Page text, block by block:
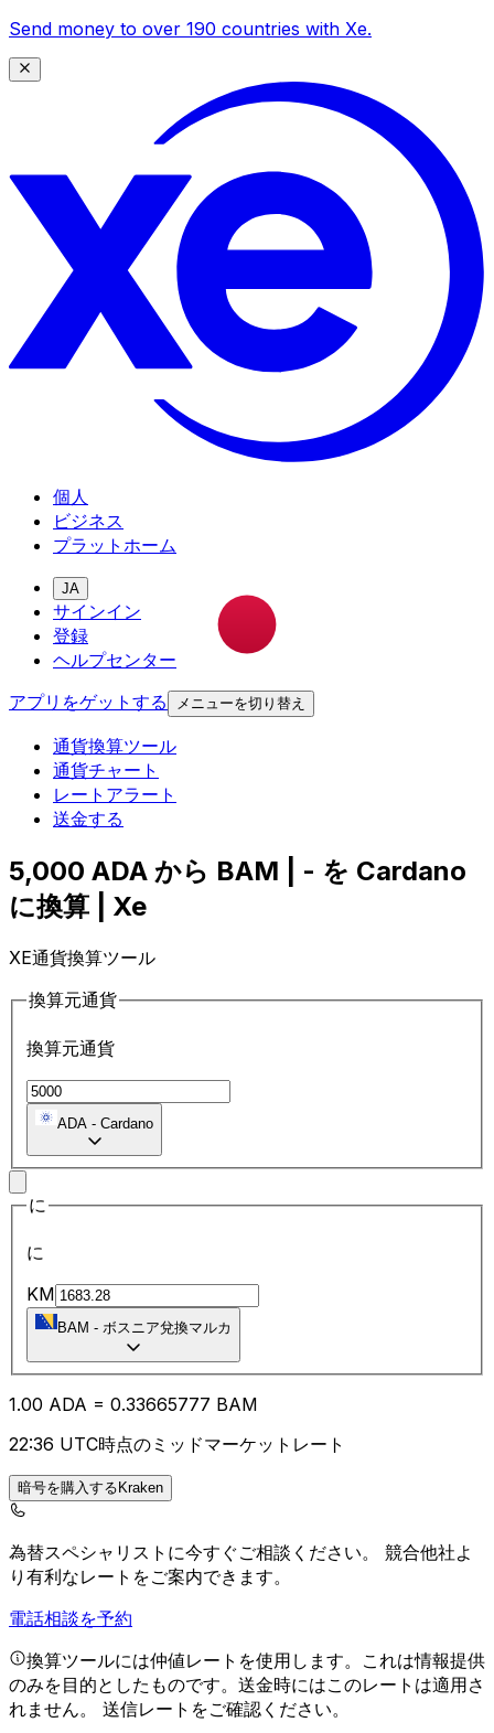
Send money to over 190 countries with Xe.
個人
ビジネス
プラットホーム
JA
サインイン
登録
ヘルプセンター
アプリをゲットする
メニューを切り替え
通貨換算ツール
通貨チャート
レートアラート
送金する
5,000 ADA から BAM | - を Cardano
に換算 | Xe
XE通貨換算ツール
換算元通貨
換算元通貨
ADA - Cardano
に
に
KM
BAM - ボスニア兌換マルカ
1.00 ADA = 0.33665777 BAM
22:36 UTC時点のミッドマーケットレート
暗号を購入するKraken
為替スペシャリストに今すぐご相談ください。 競合他社よ
り有利なレートをご案内できます。
電話相談を予約
換算ツールには仲値レートを使用します。これは情報提供
のみを目的としたものです。送金時にはこのレートは適用さ
れません。 送信レートをご確認ください。